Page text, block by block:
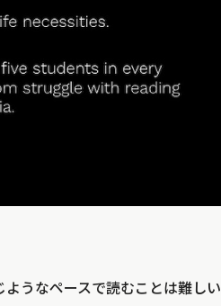
うなペースで読むことは難しい